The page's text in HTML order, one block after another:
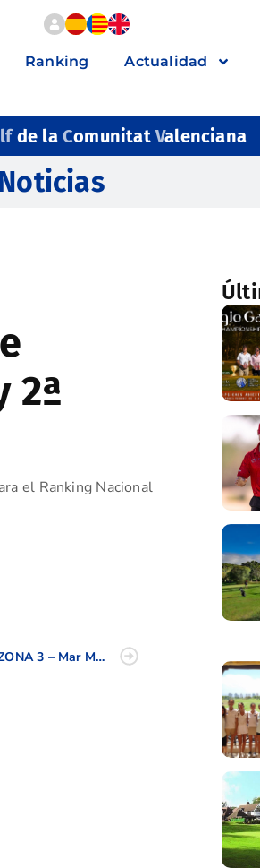
Ranking Actualidad
de la ComunitatValenciana
Noticias
2ª
el Ranking Nacional
PUNTUABLE NACIONAL ZONA 3 – Mar Menor Best Golf